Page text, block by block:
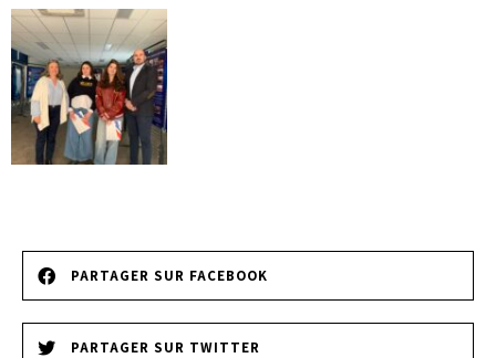
PARTAGER SUR FACEBOOK
PARTAGER SUR TWITTER